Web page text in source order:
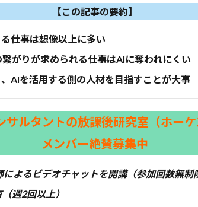
【この記事の要約】
仕事は想像以上に多い
がりが求められる仕事はAIに奪われにくい
AIを活用する側の人材を目指すことが大事
サルタントの放課後研究室（ホーケ
メンバー絶賛募集中
よるビデオチャットを開講（参加回数無制
週2回以上）